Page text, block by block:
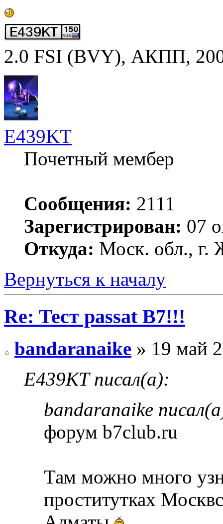
2.0 FSI (BVY), АКПП,
E439KT
Почетный мембер
Сообщения: 2111
Зарегистрирован: 07
Откуда: Моск. обл., г.
Вернуться к началу
Re: Тест passat B7!!!
bandaranaike » 19 май
E439KT писал(а):
bandaranaike
форум b7club.ru
Там можно много
проститутках